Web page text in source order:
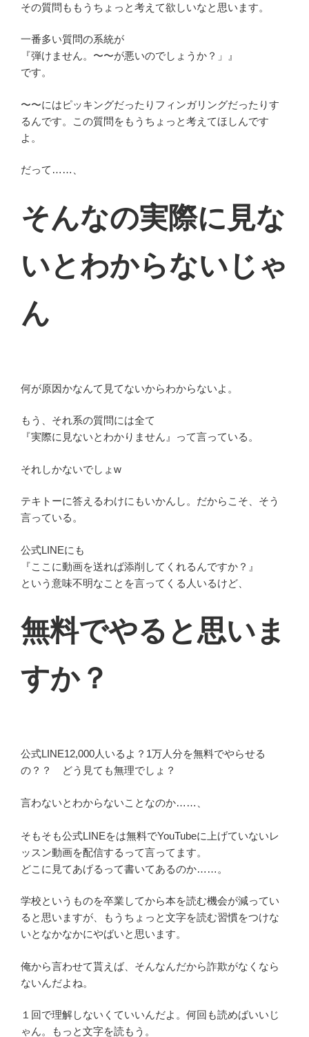
その質問ももうちょっと考えて欲しいなと思います。
一番多い質問の系統が
『弾けません。〜〜が悪いのでしょうか？」』
です。
〜〜にはピッキングだったりフィンガリングだったりす
るんです。この質問をもうちょっと考えてほしんです
よ。
だって……、
そんなの実際に見な
いとわからないじゃ
ん
何が原因かなんて見てないからわからないよ。
もう、それ系の質問には全て
『実際に見ないとわかりません』って言っている。
それしかないでしょw
テキトーに答えるわけにもいかんし。だからこそ、そう
言っている。
公式LINEにも
『ここに動画を送れば添削してくれるんですか？』
という意味不明なことを言ってくる人いるけど、
無料でやると思いま
すか？
公式LINE12,000人いるよ？1万人分を無料でやらせる
の？？ どう見ても無理でしょ？
言わないとわからないことなのか……、
そもそも公式LINEをは無料でYouTubeに上げていないレ
ッスン動画を配信するって言ってます。
どこに見てあげるって書いてあるのか……。
学校というものを卒業してから本を読む機会が減ってい
ると思いますが、もうちょっと文字を読む習慣をつけな
いとなかなかにやばいと思います。
俺から言わせて貰えば、そんなんだから詐欺がなくなら
ないんだよね。
１回で理解しないくていいんだよ。何回も読めばいいじ
ゃん。もっと文字を読もう。